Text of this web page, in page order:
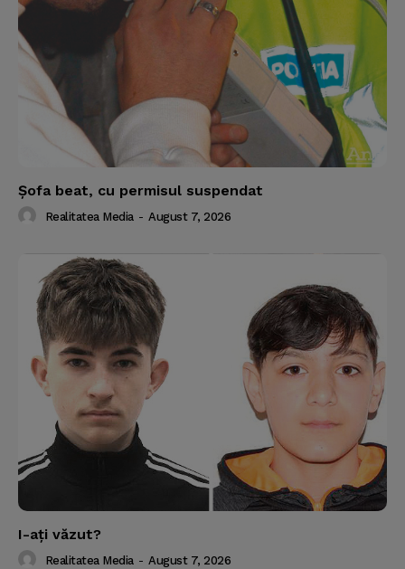
Şofa beat, cu permisul suspendat
Realitatea Media - August 7, 2026
I-aţi văzut?
Realitatea Media - August 7, 2026